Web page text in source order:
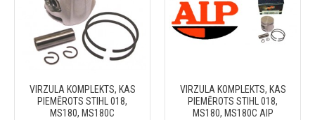
VIRZULA KOMPLEKTS, KAS
PIEMĒROTS STIHL 018,
MS180, MS180C
VIRZULA KOMPLEKTS, KAS
PIEMĒROTS STIHL 018,
MS180, MS180C AIP